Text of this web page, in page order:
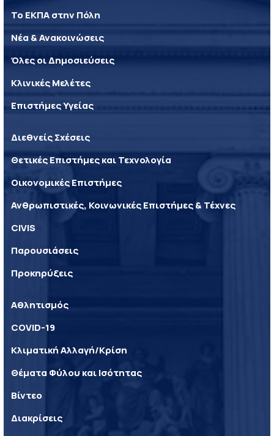
Το ΕΚΠΑ στην Πόλη
Νέα & Ανακοινώσεις
Όλες οι Δημοσιεύσεις
Κλινικές Μελέτες
Επιστήμες Υγείας
Διεθνείς Σχέσεις
Θετικές Επιστήμες και Τεχνολογία
Οικονομικές Επιστήμες
Ανθρωπιστικές, Κοινωνικές Επιστήμες & Τέχνες
CIVIS
Παρουσιάσεις
Προκηρύξεις
Αθλητισμός
COVID-19
Κλιματική Αλλαγή/Κρίση
Θέματα Φύλου και Ισότητας
Βίντεο
Διακρίσεις